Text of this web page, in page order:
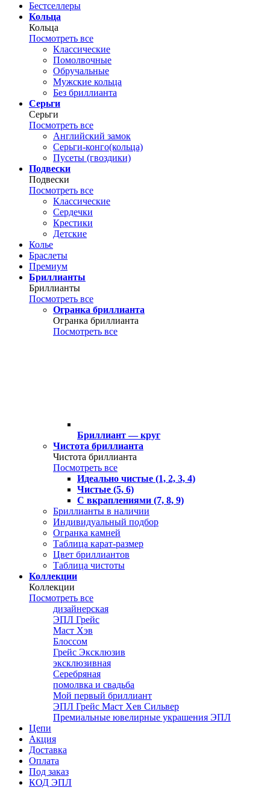
Бестселлеры
Кольца
Кольца
Посмотреть все
Классические
Помолвочные
Обручальные
Мужские кольца
Без бриллианта
Серьги
Серьги
Посмотреть все
Английский замок
Серьги-конго(кольца)
Пусеты (гвоздики)
Подвески
Подвески
Посмотреть все
Классические
Сердечки
Крестики
Детские
Колье
Браслеты
Премиум
Бриллианты
Бриллианты
Посмотреть все
Огранка бриллианта
Огранка бриллианта
Посмотреть все
Бриллиант — круг
Чистота бриллианта
Чистота бриллианта
Посмотреть все
Идеально чистые (1, 2, 3, 4)
Чистые (5, 6)
С вкраплениями (7, 8, 9)
Бриллианты в наличии
Индивидуальный подбор
Огранка камней
Таблица карат-размер
Цвет бриллиантов
Таблица чистоты
Коллекции
Коллекции
Посмотреть все
дизайнерская
ЭПЛ Грейс
Маст Хэв
Блоссом
Грейс Эксклюзив
эксклюзивная
Серебряная
помолвка и свадьба
Мой первый бриллиант
ЭПЛ Грейс Маст Хев Сильвер
Премиальные ювелирные украшения ЭПЛ
Цепи
Акция
Доставка
Оплата
Под заказ
КОД ЭПЛ